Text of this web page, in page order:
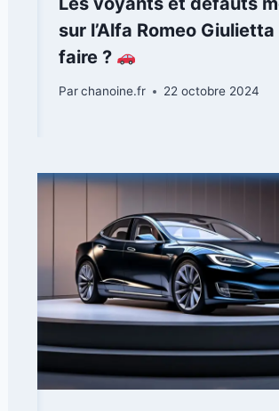
sur l’Alfa Romeo
faire ?
Parchanoine.fr 22 octobre 2024